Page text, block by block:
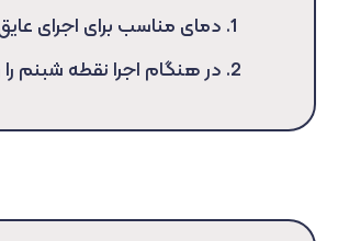
دمای مناسب برای اجرای عایق دیوار باران
در هنگام اجرا نقطه شبنم را